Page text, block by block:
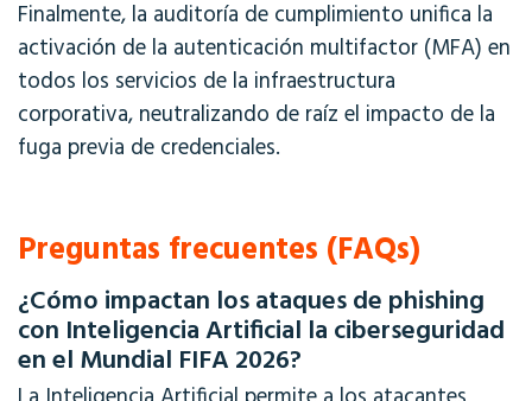
Finalmente, la auditoría de cumplimiento unifica la
activación de la autenticación multifactor (MFA) en
todos los servicios de la infraestructura
corporativa, neutralizando de raíz el impacto de la
fuga previa de credenciales.
Preguntas frecuentes (FAQs)
¿Cómo impactan los ataques de phishing
con Inteligencia Artificial la ciberseguridad
en el Mundial FIFA 2026?